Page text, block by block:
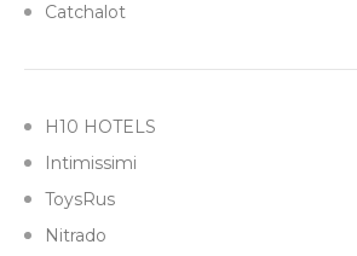
Catchalot
H10 HOTELS
Intimissimi
ToysRus
Nitrado